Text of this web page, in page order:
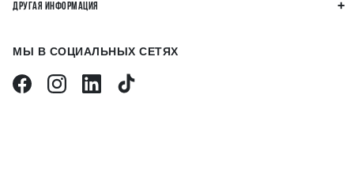
ДРУГАЯ ИНФОРМАЦИЯ
МЫ В СОЦИАЛЬНЫХ СЕТЯХ